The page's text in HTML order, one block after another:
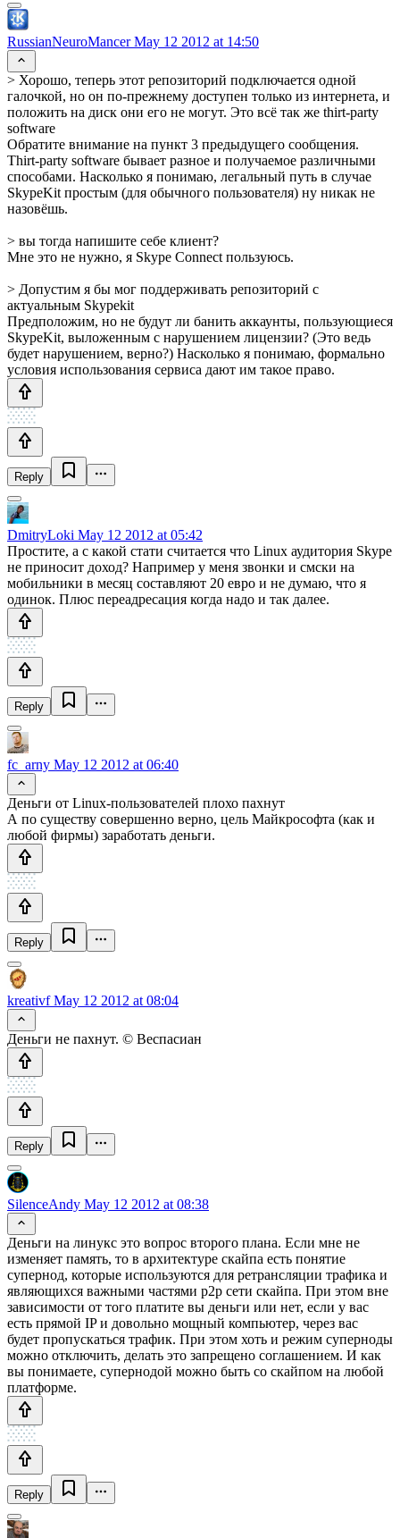
RussianNeuroMancerMay 12 2012 at 14:50
> Хорошо, теперь этот репозиторий подключается одной
галочкой, но он по-прежнему доступен только из интернета, и
положить на диск они его не могут. Это всё так же thirt-party
software
Обратите внимание на пункт 3 предыдущего сообщения.
Thirt-party software бывает разное и получаемое различными
способами. Насколько я понимаю, легальный путь в случае
SkypeKit простым (для обычного пользователя) ну никак не
назовёшь.
> вы тогда напишите себе клиент?
Мне это не нужно, я Skype Connect пользуюсь.
> Допустим я бы мог поддерживать репозиторий с
актуальным Skypekit
Предположим, но не будут ли банить аккаунты, пользующиеся
SkypeKit, выложенным с нарушением лицензии? (Это ведь
будет нарушением, верно?) Насколько я понимаю, формально
условия использования сервиса дают им такое право.
Reply
DmitryLoki May 12 2012 at 05:42
Простите, а с какой стати считается что Linux аудитория Skype
не приносит доход? Например у меня звонки и смски на
мобильники в месяц составляют 20 евро и не думаю, что я
одинок. Плюс переадресация когда надо и так далее.
Reply
fc_arny May 12 2012 at 06:40
Деньги от Linux-пользователей плохо пахнут
А по существу совершенно верно, цель Майкрософта (как и
любой фирмы) заработать деньги.
Reply
kreativfMay 12 2012 at 08:04
Деньги не пахнут. © Веспасиан
Reply
SilenceAndy May 12 2012 at 08:38
Деньги на линукс это вопрос второго плана. Если мне не
изменяет память, то в архитектуре скайпа есть понятие
супернод, которые используются для ретрансляции трафика и
являющихся важными частями p2p сети скайпа. При этом вне
зависимости от того платите вы деньги или нет, если у вас
есть прямой IP и довольно мощный компьютер, через вас
будет пропускаться трафик. При этом хоть и режим суперноды
можно отключить, делать это запрещено соглашением. И как
вы понимаете, супернодой можно быть со скайпом на любой
платформе.
Reply